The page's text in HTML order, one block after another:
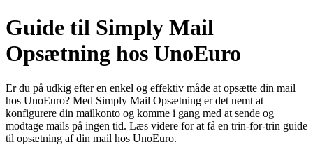
Guide til Simply Mail
Opsætning hos UnoEuro
Er du på udkig efter en enkel og effektiv måde at opsætte din mail
hos UnoEuro? Med Simply Mail Opsætning er det nemt at
konfigurere din mailkonto og komme i gang med at sende og
modtage mails på ingen tid. Læs videre for at få en trin-for-trin guide
til opsætning af din mail hos UnoEuro.